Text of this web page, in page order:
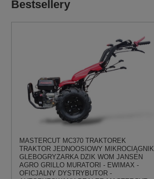
Bestsellery
MASTERCUT MC370 TRAKTOREK
TRAKTOR JEDNOOSIOWY MIKROCIĄGNIK
GLEBOGRYZARKA DZIK WOM JANSEN
AGRO GRILLO MURATORI - EWIMAX -
OFICJALNY DYSTRYBUTOR -